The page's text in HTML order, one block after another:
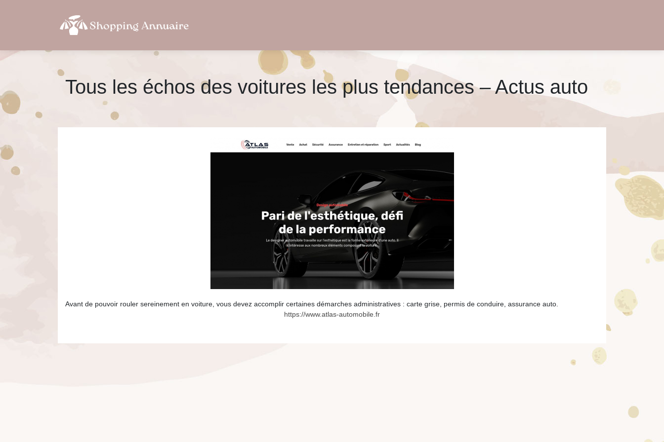
Tous les échos des voitures les plus tendances – Actus auto
Avant de pouvoir rouler sereinement en voiture, vous devez accomplir certaines démarches administratives : carte grise, permis de conduire, assurance auto.
https://www.atlas-automobile.fr